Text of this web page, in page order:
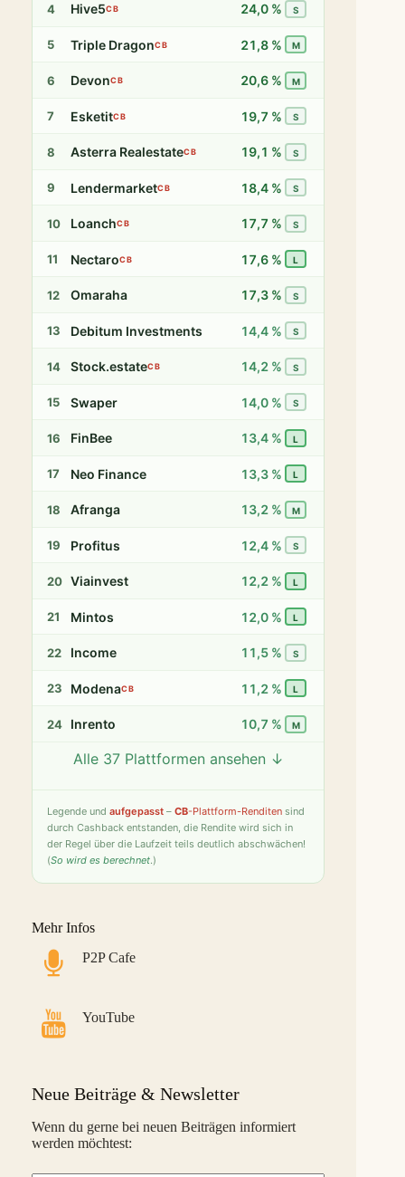
4 Hive5CB 24,0 % S
5 Triple DragonCB 21,8 % M
6 DevonCB 20,6 % M
7 EsketitCB 19,7 % S
8 Asterra RealestateCB 19,1 % S
9 LendermarketCB 18,4 % S
10 LoanchCB 17,7 % S
11 NectaroCB 17,6 % L
12 Omaraha 17,3 % S
13 Debitum Investments 14,4 % S
14 Stock.estateCB 14,2 % S
15 Swaper 14,0 % S
16 FinBee 13,4 % L
17 Neo Finance 13,3 % L
18 Afranga 13,2 % M
19 Profitus 12,4 % S
20 Viainvest 12,2 % L
21 Mintos 12,0 % L
22 Income 11,5 % S
23 ModenaCB 11,2 % L
24 Inrento 10,7 % M
Twino 9,8 %
27 PeerBerry 9,2 % S
28 Bondster
31
32 Savy
InSoil 2,6 % S
Alle 37 Plattformen ansehen ↓
Legende und aufgepasst – CB-Plattform-Renditen sind
durch Cashback entstanden, die Rendite wird sich in
der Regel über die Laufzeit teils deutlich abschwächen!
(So wird es berechnet.)
Mehr Infos
P2P Cafe
YouTube
Neue Beiträge & Newsletter
Wenn du gerne bei neuen Beiträgen informiert
werden möchtest: